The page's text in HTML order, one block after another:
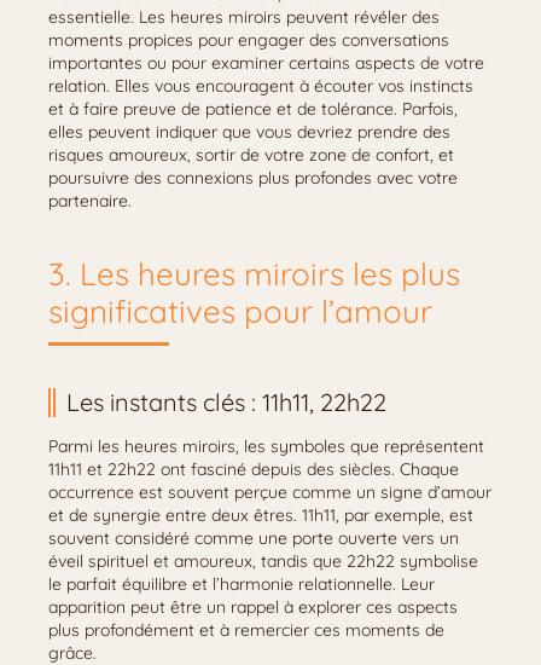
essentielle. Les heures miroirs peuvent révéler des
moments propices pour engager des conversations
importantes ou pour examiner certains aspects de votre
relation. Elles vous encouragent à écouter vos instincts
et à faire preuve de patience et de tolérance. Parfois,
elles peuvent indiquer que vous devriez prendre des
risques amoureux, sortir de votre zone de confort, et
poursuivre des connexions plus profondes avec votre
partenaire.
3. Les heures miroirs les plus
significatives pour l’amour
Les instants clés : 11h11, 22h22
Parmi les heures miroirs, les symboles que représentent
11h11 et 22h22 ont fasciné depuis des siècles. Chaque
occurrence est souvent perçue comme un signe d’amour
et de synergie entre deux êtres. 11h11, par exemple, est
souvent considéré comme une porte ouverte vers un
éveil spirituel et amoureux, tandis que 22h22 symbolise
le parfait équilibre et l’harmonie relationnelle. Leur
apparition peut être un rappel à explorer ces aspects
plus profondément et à remercier ces moments de
grâce.